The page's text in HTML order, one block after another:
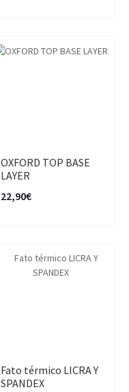
OXFORD TOP BASE
LAYER
22,90€
Fato térmico LICRA Y
SPANDEX